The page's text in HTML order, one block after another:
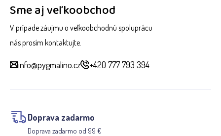
Sme aj veľkoobchod
V prípade záujmu o veľkoobchodnú spoluprácu
nás prosím kontaktujte.
info@pygmalino.cz +420 777 793 394
Doprava zadarmo
Doprava zadarmo od 99 €